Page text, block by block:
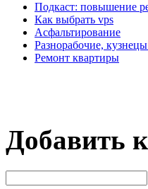
Подкаст: повышение
Как выбрать vps
Асфальтирование
Разнорабочие,
Ремонт квартиры
Добавить